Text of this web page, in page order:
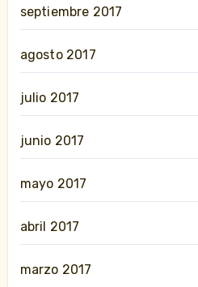
septiembre 2017
agosto 2017
julio 2017
junio 2017
mayo 2017
abril 2017
marzo 2017